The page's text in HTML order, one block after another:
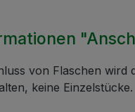
von Flaschen
keine Einzelstücke.